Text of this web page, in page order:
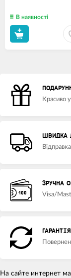
В наявності
Красиво
ШВИДКА
ЗРУЧНА
Visa/
На сайте интернет